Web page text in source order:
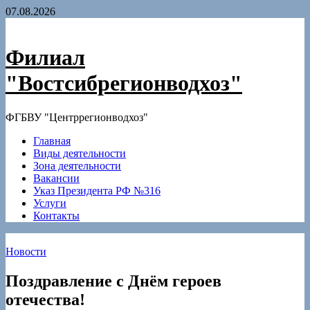
Skip
07.08.2026
Филиал
"Востсибрегионводхоз"
ФГБВУ "Центррегионводхоз"
Главная
Виды деятельности
Зона деятельности
Вакансии
Указ Президента РФ №316
Услуги
Контакты
Новости
Поздравление с Днём героев
отечества!